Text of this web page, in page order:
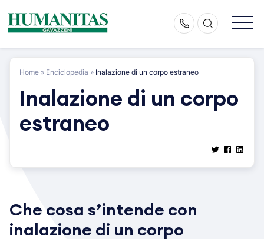
content
Home » Enciclopedia » Inalazione di un corpo estraneo
Inalazione di un corpo
estraneo
Che cosa s’intende con
inalazione di un corpo